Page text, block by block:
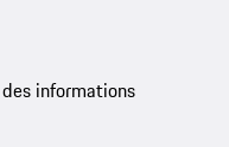
informations